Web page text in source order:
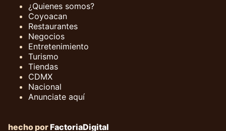
¿Quienes somos?
Coyoacan
Restaurantes
Negocios
Entretenimiento
Turismo
Tiendas
CDMX
Nacional
Anunciate aquí
hecho porFactoriaDigital